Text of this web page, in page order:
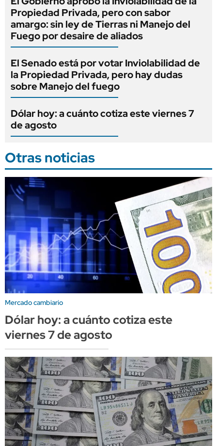
Propiedad Privada, pero con sabor
amargo: sin ley de Tierras ni Manejo del
Fuego por desaire de aliados
El Senado está por votar Inviolabilidad de
la Propiedad Privada, pero hay dudas
sobre Manejo del fuego
Dólar hoy: a cuánto cotiza este viernes 7
de agosto
Otras noticias
Mercado cambiario
Dólar hoy: a cuánto cotiza este
viernes 7 de agosto